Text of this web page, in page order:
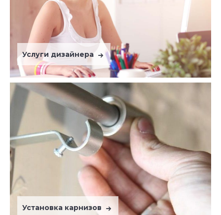
Услуги дизайнера
Установка карнизов